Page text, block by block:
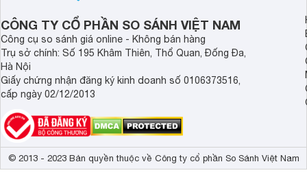
CÔNG TY CỔ PHẦN SO SÁNH VIỆT NAM
Công cụ so sánh giá online - Không bán hàng
Trụ sở chính: Số 195 Khâm Thiên, Thổ Quan, Đống Đa,
Hà Nội
Giấy chứng nhận đăng ký kinh doanh số 0106373516,
cấp ngày 02/12/2013
© 2013 - 2023 Bản quyền thuộc về Công ty cổ phần So Sánh Việt Nam